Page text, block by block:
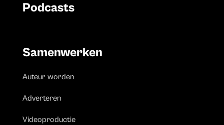
Podcasts
Samenwerken
Auteur worden
Adverteren
Videoproductie